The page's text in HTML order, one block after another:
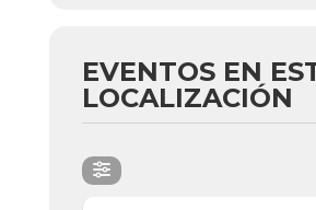
EVENTOS EN
LOCALIZACIÓN